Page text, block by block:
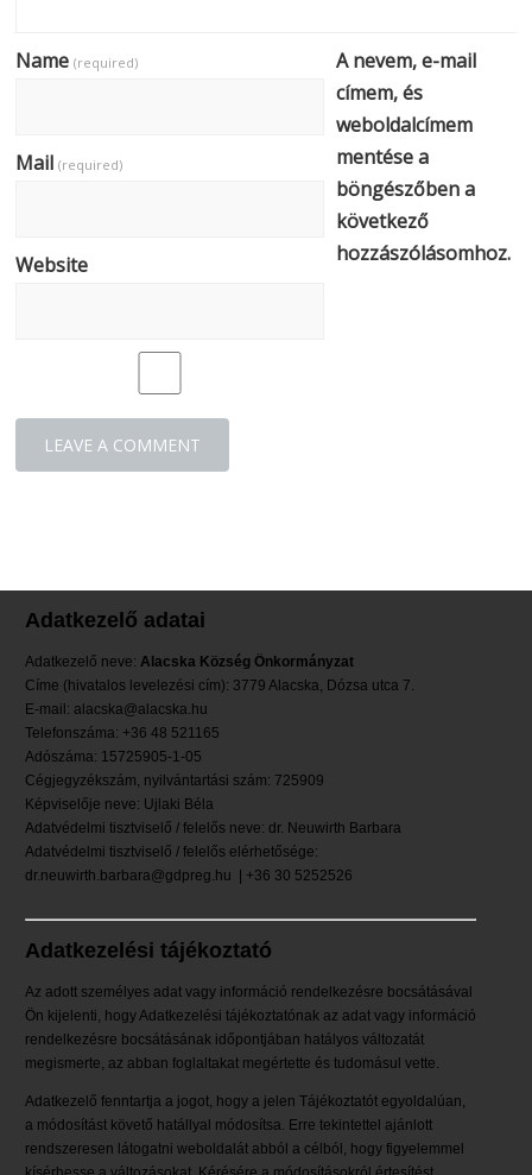
Name(required)
Mail(required)
Website
A nevem, e-mail
címem, és
weboldalcímem
mentése a
böngészőben a
következő
hozzászólásomhoz.